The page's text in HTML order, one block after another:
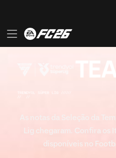
Lig chegaram. Confira os
disponíveis no